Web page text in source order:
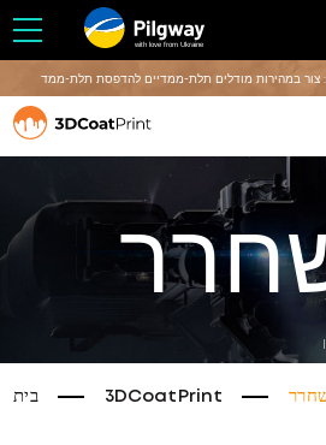
with love from Ukraine
במהירות מודלים תלת-ממדיים להדפסת תלת-ממד
בית 3DCoatPrint